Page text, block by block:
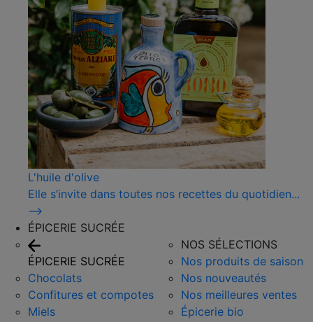
L'huile d'olive
Elle s’invite dans toutes nos recettes du quotidien...
⟶
ÉPICERIE SUCRÉE
ÉPICERIE SUCRÉE
Chocolats
Confitures et compotes
Miels
NOS SÉLECTIONS
Nos produits de saison
Nos nouveautés
Nos meilleures ventes
Épicerie bio